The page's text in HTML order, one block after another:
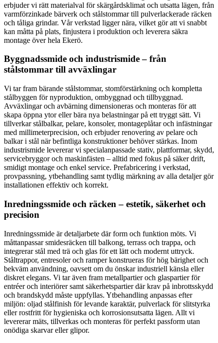
erbjuder vi rätt materialval för skärgårdsklimat och utsatta lägen, från
varmförzinkade bärverk och stålstommar till pulverlackerade räcken
och tåliga grindar. Vår verkstad ligger nära, vilket gör att vi snabbt
kan måtta på plats, finjustera i produktion och leverera säkra
montage över hela Ekerö.
Byggnadssmide och industrismide – från
stålstommar till avväxlingar
Vi tar fram bärande stålstommar, stomförstärkning och kompletta
stålbyggen för nyproduktion, ombyggnad och tillbyggnad.
Avväxlingar och avbärning dimensioneras och monteras för att
skapa öppna ytor eller bära nya belastningar på ett tryggt sätt. Vi
tillverkar stålbalkar, pelare, konsoler, montageplåtar och infästningar
med millimeterprecision, och erbjuder renovering av pelare och
balkar i stål när befintliga konstruktioner behöver stärkas. Inom
industrismide levererar vi specialanpassade stativ, plattformar, skydd,
servicebryggor och maskinfästen – alltid med fokus på säker drift,
smidigt montage och enkel service. Prefabricering i verkstad,
provpassning, ytbehandling samt tydlig märkning av alla detaljer gör
installationen effektiv och korrekt.
Inredningssmide och räcken – estetik, säkerhet och
precision
Inredningssmide är detaljarbete där form och funktion möts. Vi
måttanpassar smidesräcken till balkong, terrass och trappa, och
integrerar stål med trä och glas för ett lätt och modernt uttryck.
Ståltrappor, entresoler och ramper konstrueras för hög bärighet och
bekväm användning, oavsett om du önskar industriell känsla eller
diskret elegans. Vi tar även fram metallpartier och glaspartier för
entréer och interiörer samt säkerhetspartier där krav på inbrottsskydd
och brandskydd måste uppfyllas. Ytbehandling anpassas efter
miljön: oljad stålfinish för levande karaktär, pulverlack för slitstyrka
eller rostfritt för hygieniska och korrosionsutsatta lägen. Allt vi
levererar mäts, tillverkas och monteras för perfekt passform utan
onödiga skarvar eller glipor.